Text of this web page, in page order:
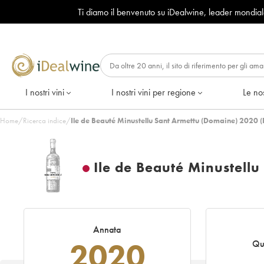
Ti diamo il benvenuto su iDealwine, leader
I nostri vini I nostri vini per regione Le
Home/Ricerca indice/Ile de Beauté Minustellu Sant Armettu (Domaine) 2020
Ile de Beauté
Annata